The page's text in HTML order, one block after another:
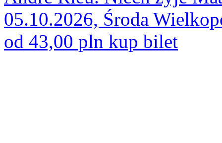
05.10.2026, Środa
od 43,00 pln kup bilet